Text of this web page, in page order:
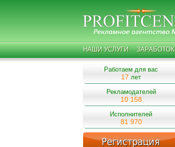
НАШИ УСЛУГИ ЗАРАБОТОК
Работаем для вас
17 лет
Рекламодателей
10 158
Исполнителей
81 970